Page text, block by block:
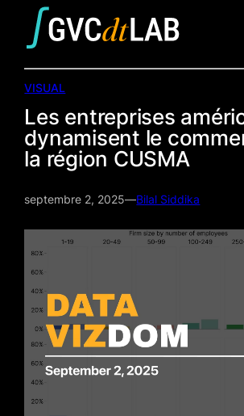
contenu
VISUAL
Les entreprises
dynamisent le
la région CUSMA
septembre 2, 2025—Bilal Siddika